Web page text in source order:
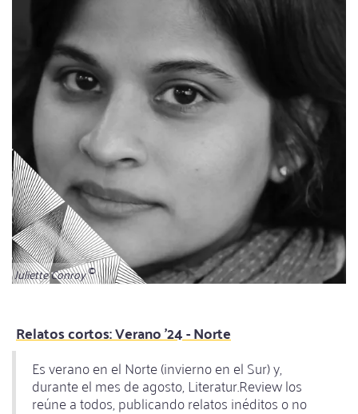
Juliette Conroy
Relatos cortos: Verano '24 - Norte
Es verano en el Norte (invierno en el Sur) y,
durante el mes de agosto, Literatur.Review los
reúne a todos, publicando relatos inéditos o no